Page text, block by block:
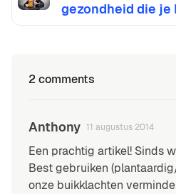
gezondheid die je
2 comments
Anthony 11 augustus 2014
Een prachtig artikel! Sinds
Best gebruiken
onze buikklachten